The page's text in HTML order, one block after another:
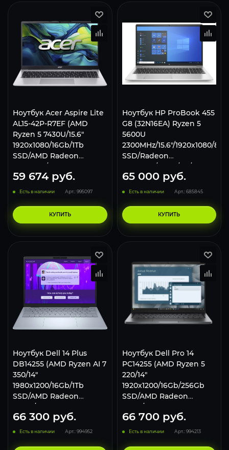
Ноутбук Acer Aspire Lite
AL15-42P-R7EF (AMD
Ryzen 5 7430U/15.6"
1920x1080/16Gb/1Tb
SSD/AMD Radeon
Graphics/Win 11 Pro)
Silver
59 674 руб.
Есть в наличии Арт.: 995097
КУПИТЬ
Ноутбук HP ProBook 455
G8 (32N16EA) Ryzen 5
5600U
2300MHz/15.6"/1920x1080/
SSD/Radeon
Graphics/Wi-Fi/BT/Win 10
Pro
65 000руб.
Есть в наличии Арт.: 685845
КУПИТЬ
Ноутбук Dell 14 Plus
DB14255 (AMD Ryzen AI 7
350/14"
1980x1200/16Gb/1Tb
SSD/AMD Radeon
860M/Win 11 Home) Ice
Blue
66 300 руб.
Есть в наличии Арт.: 994952
Ноутбук Dell Pro 14
PC14255 (AMD Ryzen 5
220/14"
1920x1200/16Gb/256Gb
SSD/AMD Radeon
740M/Win 11 Pro) Black
66 700руб.
Есть в наличии Арт.: 994213